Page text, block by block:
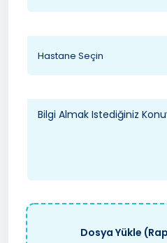
Hastane Seçin
Dosya Yükle